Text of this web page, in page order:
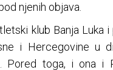
njenih objava.
klub Banja Luka
i Hercegovine u
Pored toga, i ona i